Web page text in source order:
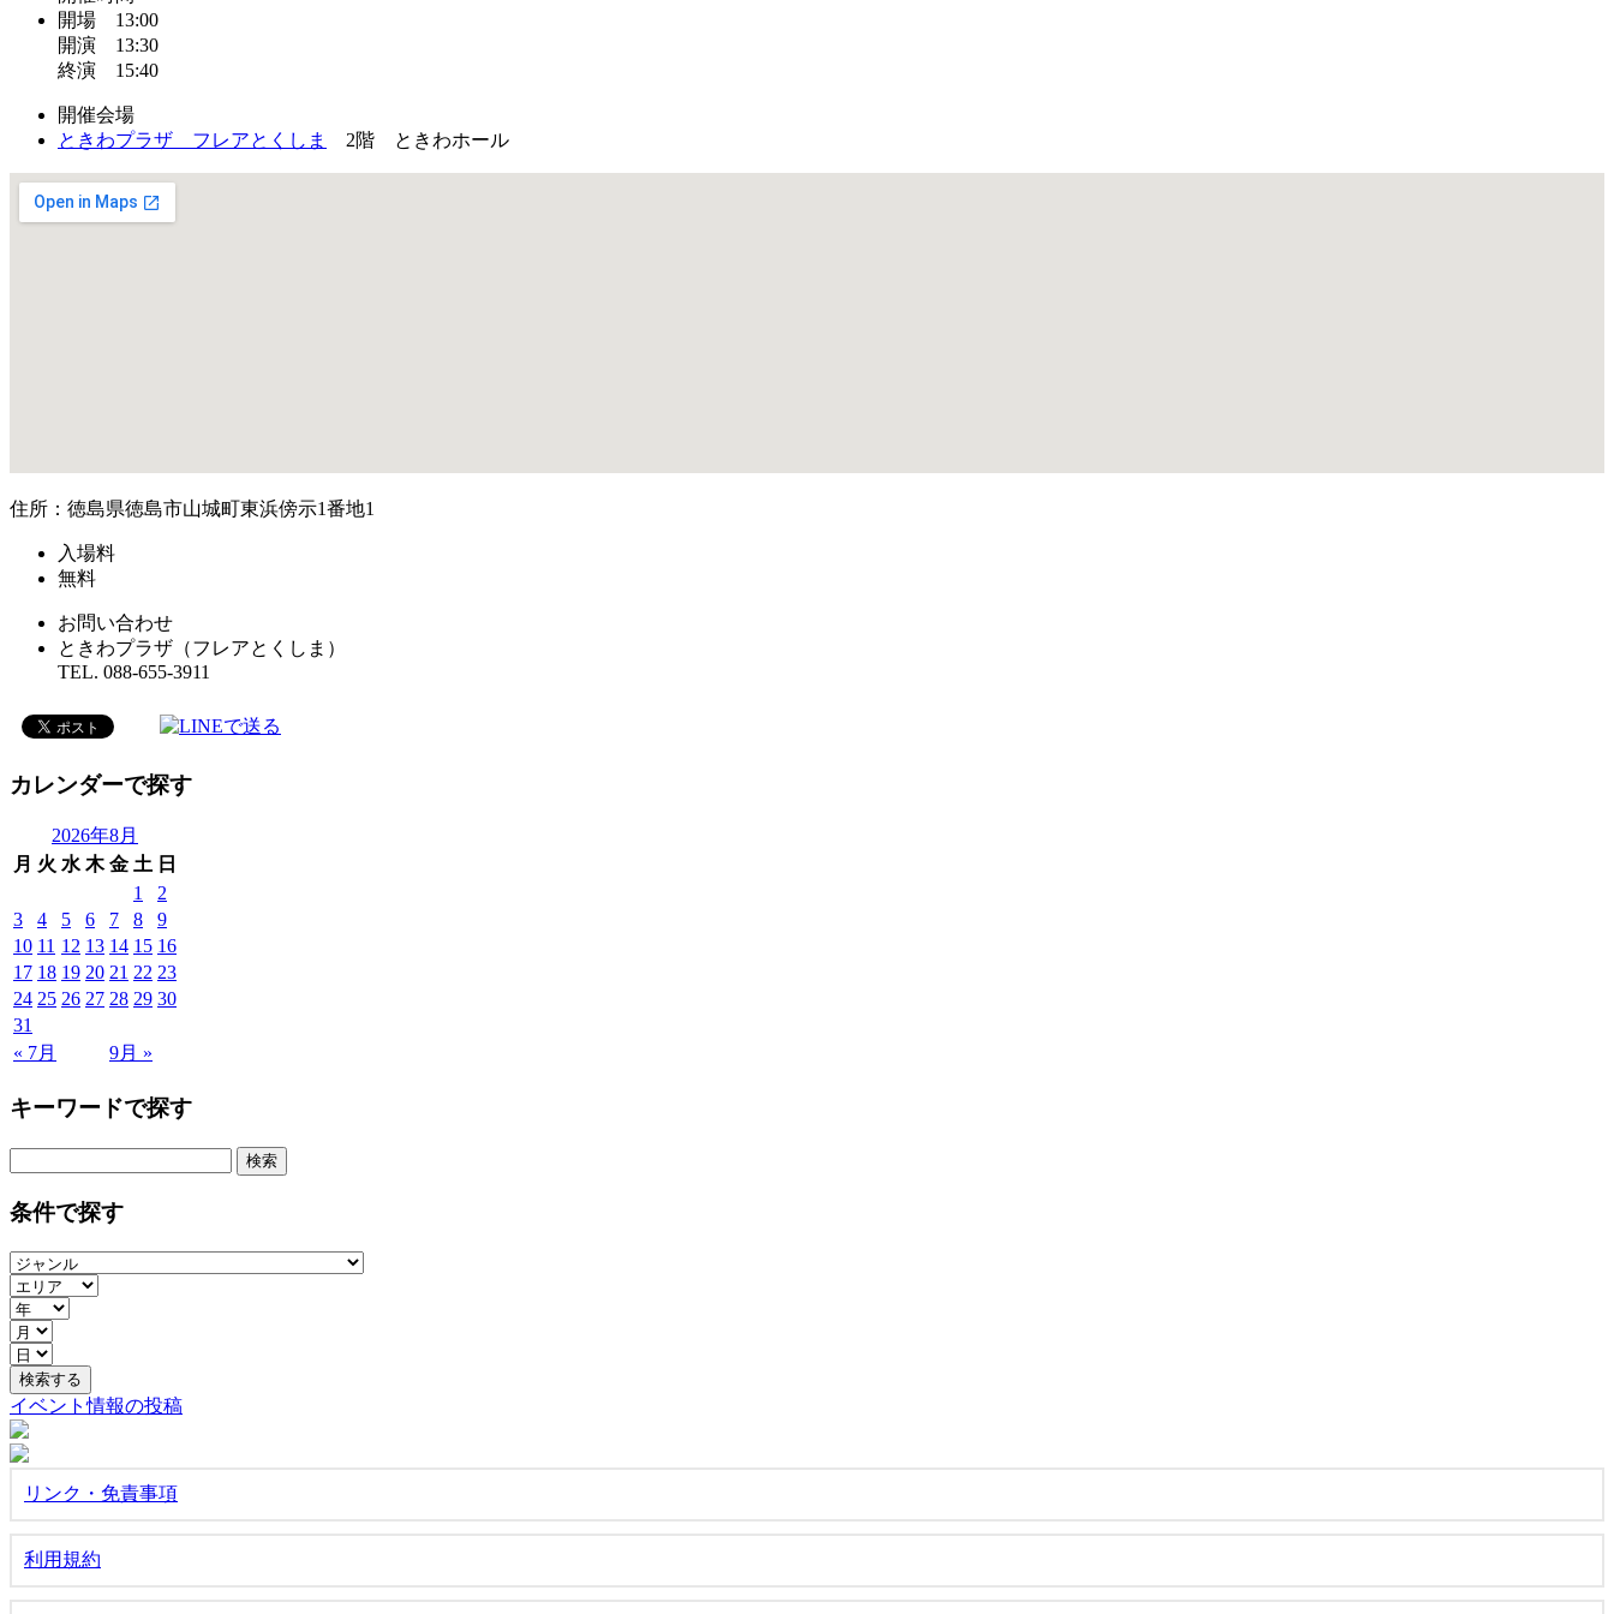
開場 13:00
開演 13:30
終演 15:40
開催会場
ときわプラザ フレアとくしま
2階 ときわホール
住所：徳島県徳島市山城町東浜傍示1番地1
入場料
無料
お問い合わせ
ときわプラザ（フレアとくしま）
TEL. 088-655-3911
カレンダーで探す
2026年8月
月 火 水 木 金 土 日
« 7月 9月 »
1
2
3
4 5 6 7 8
9
10 11 12 13 14 15 16
17 18 19 20 21 22 23
24 25 26 27 28 29 30
31
キーワードで探す
条件で探す
イベント情報の投稿
リンク・免責事項
利用規約